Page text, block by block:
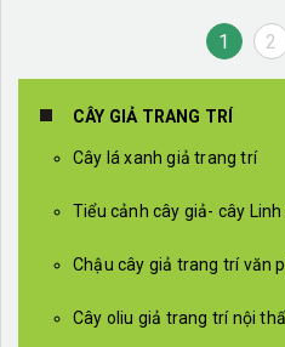
1 2
CÂY GIẢ TRANG TRÍ
Cây lá xanh giả trang trí
Tiểu cảnh cây giả- cây Linh
Chậu cây giả trang trí văn
Cây oliu giả trang trí nội